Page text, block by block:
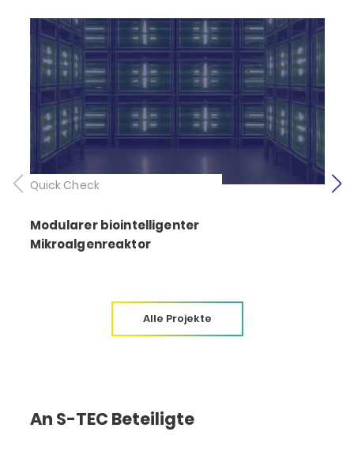
Quick Check
Modularer biointelligenter
Mikroalgenreaktor
Alle Projekte
An S-TEC Beteiligte